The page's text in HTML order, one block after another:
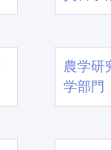
農学
学部門